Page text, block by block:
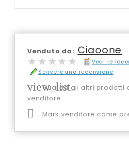
Venduto da: Ciaoone
★★★★★
★★★★★
Vedi le
Scrivere una recensione
view_list
Guarda gli altri prodotti
venditore
 Mark venditore come